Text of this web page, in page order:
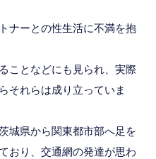
ナーとの性生活に不満を抱
ことなどにも見られ、実際
それらは成り立っていま
城県から関東都市部へ足を
おり、交通網の発達が思わ